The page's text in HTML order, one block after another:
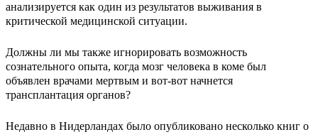
анализируется как один из результатов выживания в
критической медицинской ситуации.
Должны ли мы также игнорировать возможность
сознательного опыта, когда мозг человека в коме был
объявлен врачами мертвым и вот-вот начнется
трансплантация органов?
Недавно в Нидерландах было опубликовано несколько книг о